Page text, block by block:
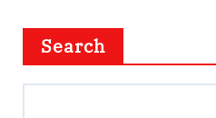
Search